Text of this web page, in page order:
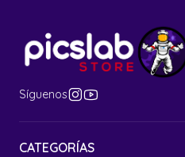
Síguenos
CATEGORÍAS